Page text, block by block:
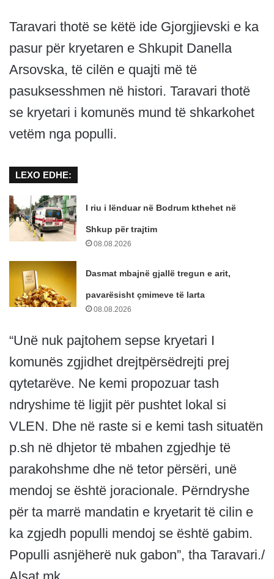
Taravari thotë se këtë ide Gjorgjievski e ka
pasur për kryetaren e Shkupit Danella
Arsovska, të cilën e quajti më të
pasuksesshmen në histori. Taravari thotë
se kryetari i komunës mund të shkarkohet
vetëm nga populli.
LEXO EDHE:
I riu i lënduar në Bodrum kthehet në
Shkup për trajtim
08.08.2026
Dasmat mbajnë gjallë tregun e arit,
pavarësisht çmimeve të larta
08.08.2026
“Unë nuk pajtohem sepse kryetari I
komunës zgjidhet drejtpërsëdrejti prej
qytetarëve. Ne kemi propozuar tash
ndryshime të ligjit për pushtet lokal si
VLEN. Dhe në raste si e kemi tash situatën
p.sh në dhjetor të mbahen zgjedhje të
parakohshme dhe në tetor përsëri, unë
mendoj se është joracionale. Përndryshe
për ta marrë mandatin e kryetarit të cilin e
ka zgjedh populli mendoj se është gabim.
Populli asnjëherë nuk gabon”, tha Taravari./